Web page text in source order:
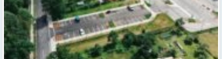
Noslēgusies Semināra ielas pārbūve un stāvlaukuma izbūve
Valmierā
Reklāmraksti Skatīt visu